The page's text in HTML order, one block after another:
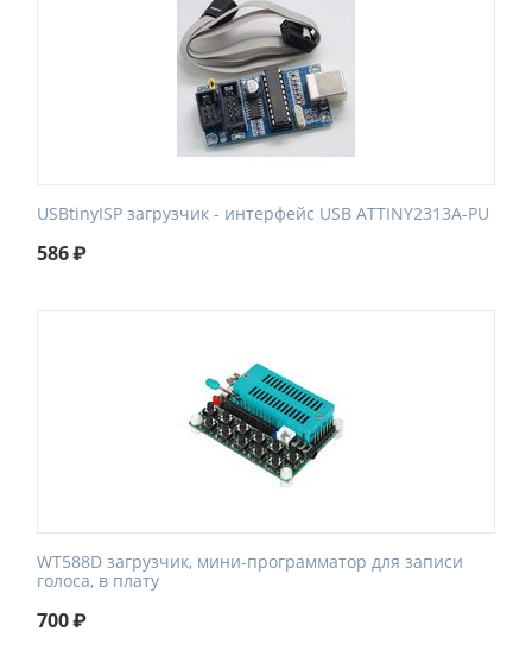
USBtinyISP загрузчик - интерфейс USB ATTINY2313A-PU
586₽
WT588D загрузчик, мини-программатор для записи
голоса, в плату
700₽